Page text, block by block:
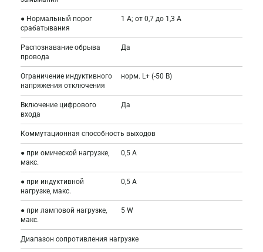
● Нормальный порог
срабатывания
1 A; от 0,7 до 1,3 А
Распознавание обрыва
провода
Да
Ограничение индуктивного
напряжения отключения
норм. L+ (-50 В)
Включение цифрового
входа
Да
Коммутационная способность выходов
● при омической нагрузке,
макс.
0,5 A
● при индуктивной
нагрузке, макс.
0,5 A
● при ламповой нагрузке,
макс.
5 W
Диапазон сопротивления нагрузке